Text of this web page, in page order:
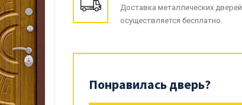
Доставка металлических дверей
осуществляется бесплатно.
Понравилась дверь?